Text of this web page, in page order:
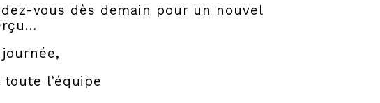
vous dès demain pour un nouvel
journée,
l’équipe